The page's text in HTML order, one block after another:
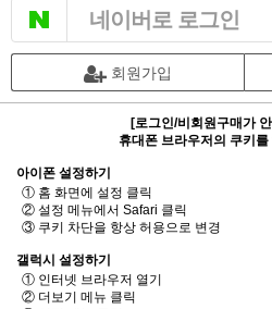
네이버로 로그인
회원가입
[로그인/비회원구매가
휴대폰 브라우저의 쿠키
아이폰 설정하기
① 홈 화면에 설정 클릭
② 설정 메뉴에서 Safari 클릭
③ 쿠키 차단을 항상 허용으로 변경
갤럭시 설정하기
① 인터넷 브라우저 열기
② 더보기 메뉴 클릭